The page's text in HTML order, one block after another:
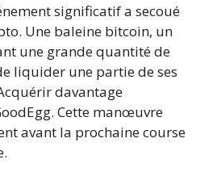
significatif a secoué
Une baleine bitcoin, un
une grande quantité de
liquider une partie de ses
davantage
Cette manœuvre
avant la prochaine course